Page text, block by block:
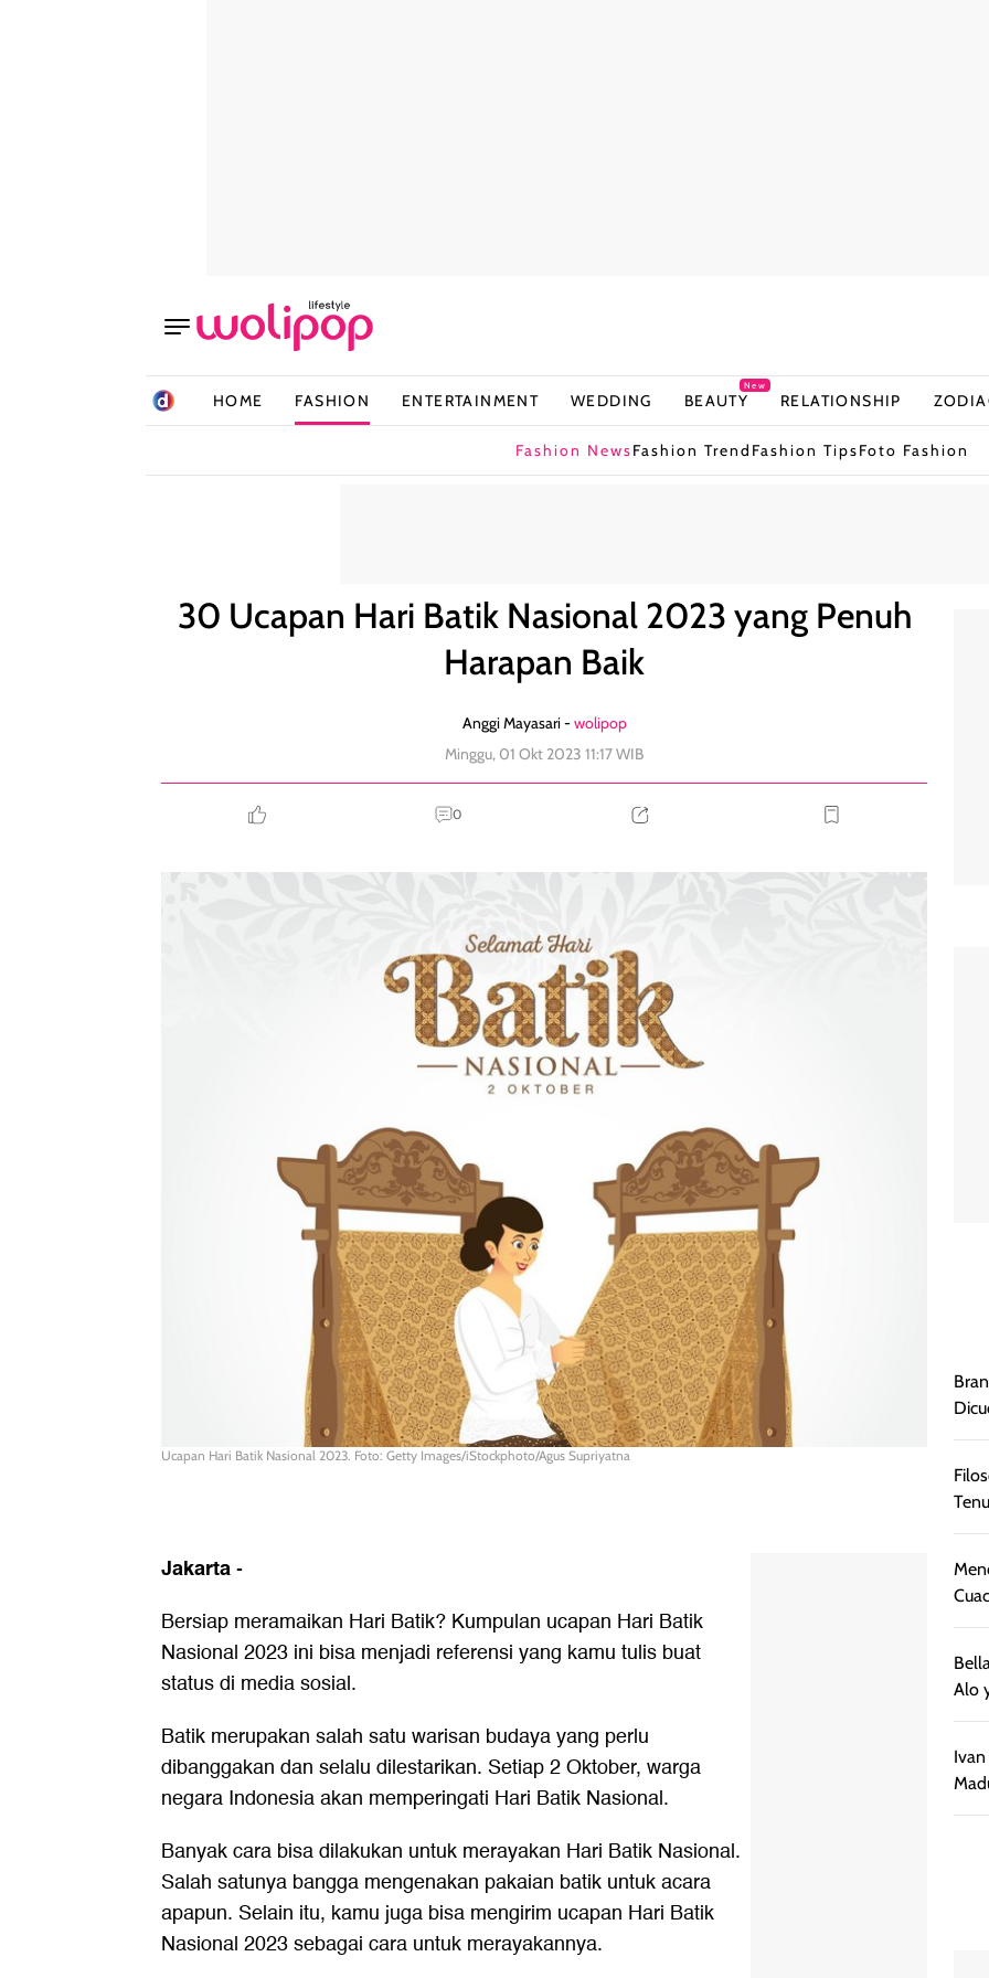
HOME FASHION ENTERTAINMENT WEDDING BEAUTY
New
RELATIONSHIP
Fashion NewsFashion Trend Fashion TipsFoto Fashion
30 Ucapan Hari Batik Nasional 2023 yang Penuh
Harapan Baik
Anggi Mayasari -wolipop
Minggu, 01 Okt 2023 11:17 WIB
0
Ucapan Hari Batik Nasional 2023. Foto: Getty Images/iStockphoto/Agus Supriyatna
Jakarta-
Bersiap meramaikan Hari Batik? Kumpulan ucapan Hari Batik
Nasional 2023 ini bisa menjadi referensi yang kamu tulis buat
status di media sosial.
Batik merupakan salah satu warisan budaya yang perlu
dibanggakan dan selalu dilestarikan. Setiap 2 Oktober, warga
negara Indonesia akan memperingati Hari Batik Nasional.
Banyak cara bisa dilakukan untuk merayakan Hari Batik Nasional.
Salah satunya bangga mengenakan pakaian batik untuk acara
apapun. Selain itu, kamu juga bisa mengirim ucapan Hari Batik
Nasional 2023 sebagai cara untuk merayakannya.
Alo